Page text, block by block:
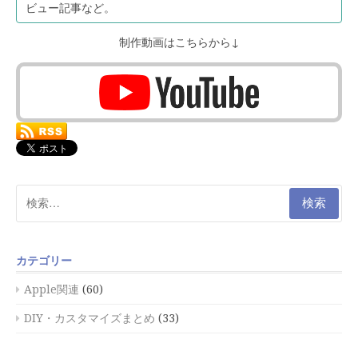
ビュー記事など。
制作動画はこちらから↓
索:
カテゴリー
Apple関連 (60)
DIY・カスタマイズまとめ (33)